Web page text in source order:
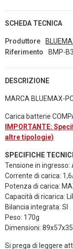
SCHEDA TECNICA
Produttore
Riferimento
BMP-
DESCRIZIONE
MARCA BLUEMAX-
Carica batterie
IMPORTANTE:
altre tipologie)
SPECIFICHE
Tensione in ingresso:
Corrente di carica:
Potenza di carica:
Capacità di ricarica:
Bilancia integrata: SI
Peso: 170g
Dimensioni:
Si prega di leggere